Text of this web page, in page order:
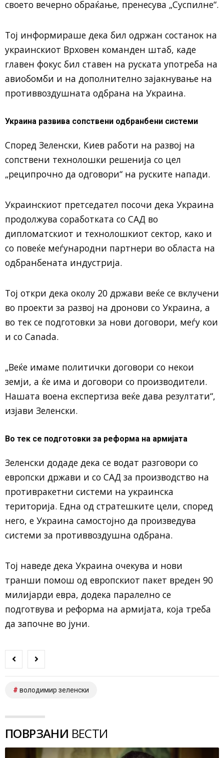
своето вечерно обраќање, пренесува „Суспилне“.
Тој информираше дека бил одржан состанок на
украинскиот Врховен команден штаб, каде
главен фокус бил ставен на руската употреба на
авиобомби и на дополнително зајакнување на
противвоздушната одбрана на Украина.
Украина развива сопствени одбранбени системи
Според Зеленски, Киев работи на развој на
сопствени технолошки решенија со цел
„реципрочно да одговори“ на руските напади.
Украинскиот претседател посочи дека Украина
продолжува соработката со САД во
дипломатскиот и технолошкиот сектор, како и
со повеќе меѓународни партнери во областа на
одбранбената индустрија.
Тој откри дека околу 20 држави веќе се вклучени
во проекти за развој на дронови со Украина, а
во тек се подготовки за нови договори, меѓу кои
и со Canada.
„Веќе имаме политички договори со некои
земји, а ќе има и договори со производители.
Нашата воена експертиза веќе дава резултати“,
изјави Зеленски.
Во тек се подготовки за реформа на армијата
Зеленски додаде дека се водат разговори со
европски држави и со САД за производство на
противракетни системи на украинска
територија. Една од стратешките цели, според
него, е Украина самостојно да произведува
системи за противвоздушна одбрана.
Тој наведе дека Украина очекува и нови
транши помош од европскиот пакет вреден 90
милијарди евра, додека паралелно се
подготвува и реформа на армијата, која треба
да започне во јуни.
володимир зеленски
ПОВРЗАНИ ВЕСТИ